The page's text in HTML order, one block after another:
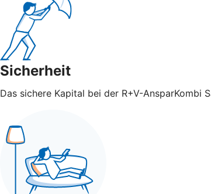
Sicherheit
Das sichere Kapital bei der R+V-AnsparKombi